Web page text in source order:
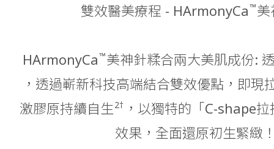
Thermage
ONDA
冷凍溶脂
打斑
產後修身
雙效醫美療程 - HArmonyCa™
HArmonyCa™美神針糅合兩大美肌成份:
，透過嶄新科技高端結合雙效優點，即現
激膠原持續自生2† ，以獨特的「C-shape
效果，全面還原初生緊緻